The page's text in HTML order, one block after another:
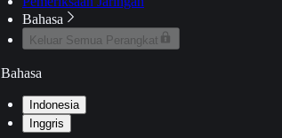
Bahasa
Keluar Semua Perangkat
Bahasa
Indonesia
Inggris